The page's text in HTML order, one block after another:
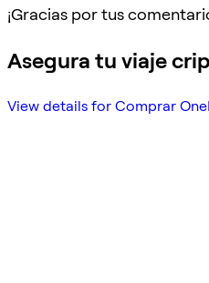
¡Gracias por tus
Asegura tu viaje
View details for Comprar